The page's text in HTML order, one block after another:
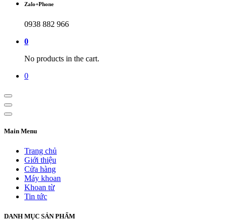
Zalo+Phone
0938 882 966
0
No products in the cart.
0
Main Menu
Trang chủ
Giới thiệu
Cửa hàng
Máy khoan
Khoan từ
Tin tức
DANH MỤC SẢN PHẨM